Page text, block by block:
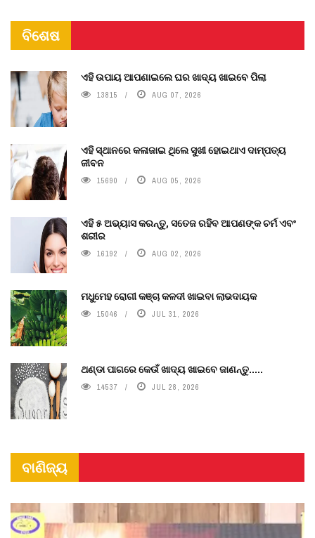
ବିଶେଷ
ଏହି ଉପାୟ ଆପଣାଇଲେ ଘର ଖାଦ୍ୟ ଖାଇବେ ପିଲା
13815 AUG 07, 2026
ଏହି ସ୍ଥାନରେ କଳାଜାଇ ଥିଲେ ସୁଖୀ ହୋଇଥାଏ ଦାମ୍ପତ୍ୟ
ଜୀବନ
15690 AUG 05, 2026
ଏହି ୫ ଅଭ୍ୟାସ କରନ୍ତୁ, ସତେଜ ରହିବ ଆପଣଙ୍କ ଚର୍ମ ଏବଂ
ଶରୀର
16192 AUG 02, 2026
ମଧୁମେହ ରୋଗୀ କଞ୍ଚା କଳଦୀ ଖାଇବା ଲାଭଦାୟକ
15046 JUL 31, 2026
ଥଣ୍ଡା ପାଗରେ କେଉଁ ଖାଦ୍ୟ ଖାଇବେ ଜାଣନ୍ତୁ.....
14537 JUL 28, 2026
ବାଣିଜ୍ୟ